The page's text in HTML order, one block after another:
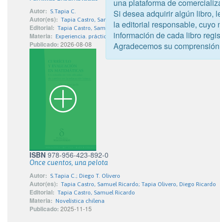
Autor: S.Tapia C.
Autor(es): Tapia Castro, Samuel Ricardo
Editorial: Tapia Castro, Samuel Ricardo
Materia: Experiencia. práctica. vida cristianas
Publicado: 2026-08-08
ISBN 978-956-423-892-0
Once cuentos, una pelota
Autor: S.Tapia C.; Diego T. Olivero
Autor(es): Tapia Castro, Samuel Ricardo; Tapia Olivero, Diego Ricardo
Editorial: Tapia Castro, Samuel Ricardo
Materia: Novelística chilena
Publicado: 2025-11-15
una plataforma de
Si desea adquirir algún libro,
la editorial responsable, cuyo
información de cada libro
Agradecemos su